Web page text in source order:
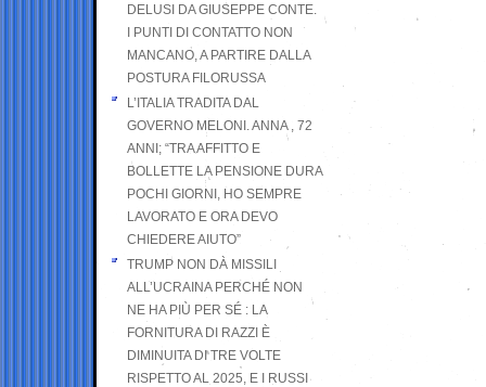
DELUSI DA GIUSEPPE CONTE.
I PUNTI DI CONTATTO NON
MANCANO, A PARTIRE DALLA
POSTURA FILORUSSA
L’ITALIA TRADITA DAL
GOVERNO MELONI. ANNA , 72
ANNI; “TRA AFFITTO E
BOLLETTE LA PENSIONE DURA
POCHI GIORNI, HO SEMPRE
LAVORATO E ORA DEVO
CHIEDERE AIUTO”
TRUMP NON DÀ MISSILI
ALL’UCRAINA PERCHÉ NON
NE HA PIÙ PER SÉ : LA
FORNITURA DI RAZZI È
DIMINUITA DI TRE VOLTE
RISPETTO AL 2025, E I RUSSI